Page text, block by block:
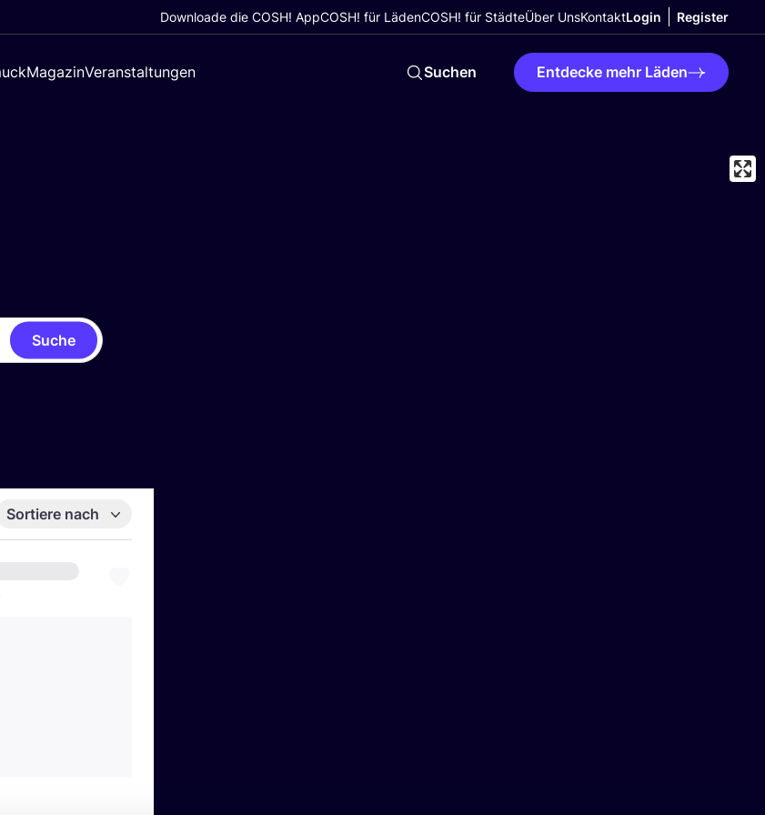
Downloade die COSH! AppCOSH! für LädenCOSH! für StädteÜber UnsKontaktLogin Register
MagazinVeranstaltungen Suchen Entdecke mehr Läden
Suche
Sortiere nach